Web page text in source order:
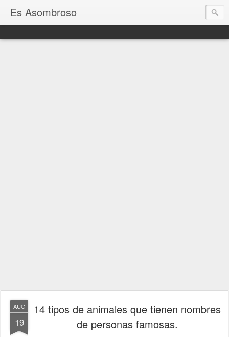
Es Asombroso
AUG
19
14 tipos de animales que tienen nombres
de personas famosas.